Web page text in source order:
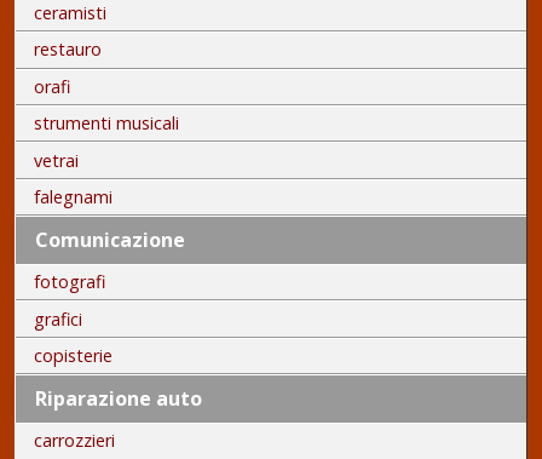
ceramisti
restauro
orafi
strumenti musicali
vetrai
falegnami
Comunicazione
fotografi
grafici
copisterie
Riparazione auto
carrozzieri